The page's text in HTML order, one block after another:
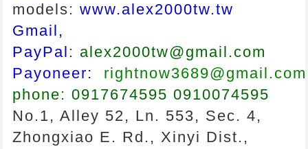
models:www.alex2000tw.tw
Gmail,
PayPal : alex2000tw@gmail.com
Payoneer:
rightnow3689@gmail.com
phone: 0917674595 0910074595
No.1, Alley 52, Ln. 553, Sec. 4,
Zhongxiao E. Rd., Xinyi Dist.,